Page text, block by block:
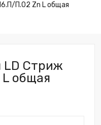
П.02 Zn L общая
LD Стриж
общая